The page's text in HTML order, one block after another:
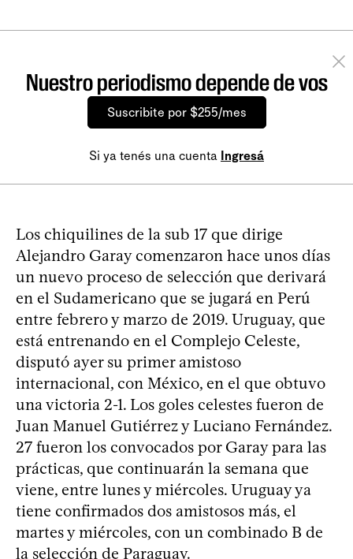
Nuestro periodismo depende de vos
Suscribite por $255/mes
Si ya tenés una cuenta Ingresá
Los chiquilines de la sub 17 que dirige
Alejandro Garay comenzaron hace unos días
un nuevo proceso de selección que derivará
en el Sudamericano que se jugará en Perú
entre febrero y marzo de 2019. Uruguay, que
está entrenando en el Complejo Celeste,
disputó ayer su primer amistoso
internacional, con México, en el que obtuvo
una victoria 2-1. Los goles celestes fueron de
Juan Manuel Gutiérrez y Luciano Fernández.
27 fueron los convocados por Garay para las
prácticas, que continuarán la semana que
viene, entre lunes y miércoles. Uruguay ya
tiene confirmados dos amistosos más, el
martes y miércoles, con un combinado B de
la selección de Paraguay.